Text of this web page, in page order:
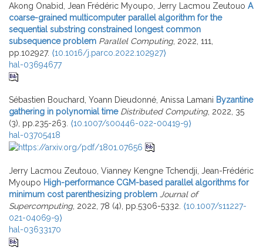
Akong Onabid, Jean Frédéric Myoupo, Jerry Lacmou Zeutouo A
coarse-grained multicomputer parallel algorithm for the
sequential substring constrained longest common
subsequence problem Parallel Computing, 2022, 111,
pp.102927. ⟨10.1016/j.parco.2022.102927⟩
hal-03694677
Sébastien Bouchard, Yoann Dieudonné, Anissa Lamani Byzantine
gathering in polynomial time Distributed Computing, 2022, 35
(3), pp.235-263. ⟨10.1007/s00446-022-00419-9⟩
hal-03705418
Jerry Lacmou Zeutouo, Vianney Kengne Tchendji, Jean-Frédéric
Myoupo High-performance CGM-based parallel algorithms for
minimum cost parenthesizing problem Journal of
Supercomputing, 2022, 78 (4), pp.5306-5332. ⟨10.1007/s11227-
021-04069-9⟩
hal-03633170